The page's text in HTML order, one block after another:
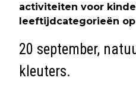
activiteiten voor
leeftijdcategorieën
20 september,
kleuters.